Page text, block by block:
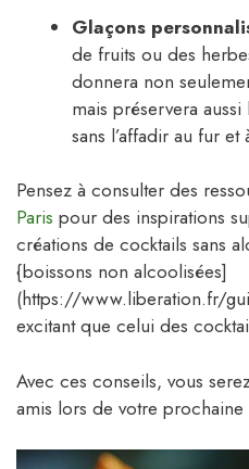
Glaçons
de fruits ou des
donnera non
mais préservera
sans l’affadir au fur
Pensez à consulter des
Paris pour des inspirations
créations de cocktails sans
{boissons non alcoolisées]
(https://www.liberation.fr/
excitant que celui des
Avec ces conseils, vous
amis lors de votre prochaine